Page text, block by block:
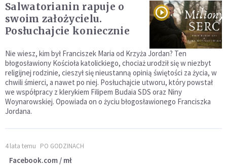
Salwatorianin rapuje o
swoim założycielu.
Posłuchajcie koniecznie
Nie wiesz, kim był Franciszek Maria od Krzyża Jordan? Ten
błogosławiony Kościoła katolickiego, chociaż urodził się w niezbyt
religijnej rodzinie, cieszył się nieustanną opinią świętości za życia, w
chwili śmierci, a nawet po niej. Posłuchajcie utworu, który powstał
we współpracy z klerykiem Filipem Budaia SDS oraz Niny
Woynarowskiej. Opowiada on o życiu błogosławionego Franciszka
Jordana.
4 lata temu PO GODZINACH
Facebook.com / mł